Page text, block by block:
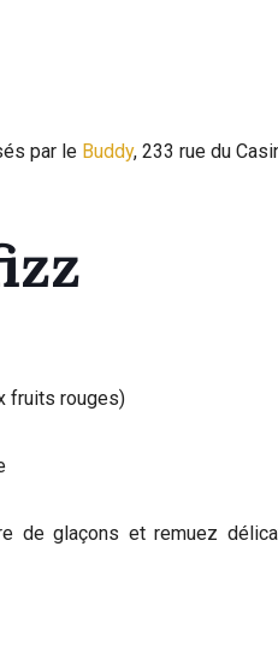
par le Buddy, 233 rue du
fruits rouges)
de glaçons et remuez